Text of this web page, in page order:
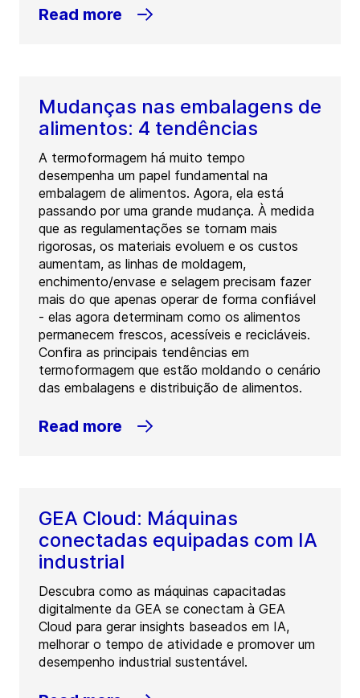
Read more
Mudanças nas embalagens de
alimentos: 4 tendências
A termoformagem há muito tempo
desempenha um papel fundamental na
embalagem de alimentos. Agora, ela está
passando por uma grande mudança. À medida
que as regulamentações se tornam mais
rigorosas, os materiais evoluem e os custos
aumentam, as linhas de moldagem,
enchimento/envase e selagem precisam fazer
mais do que apenas operar de forma confiável
- elas agora determinam como os alimentos
permanecem frescos, acessíveis e recicláveis.
Confira as principais tendências em
termoformagem que estão moldando o cenário
das embalagens e distribuição de alimentos.
Read more
GEA Cloud: Máquinas
conectadas equipadas com IA
industrial
Descubra como as máquinas capacitadas
digitalmente da GEA se conectam à GEA
Cloud para gerar insights baseados em IA,
melhorar o tempo de atividade e promover um
desempenho industrial sustentável.